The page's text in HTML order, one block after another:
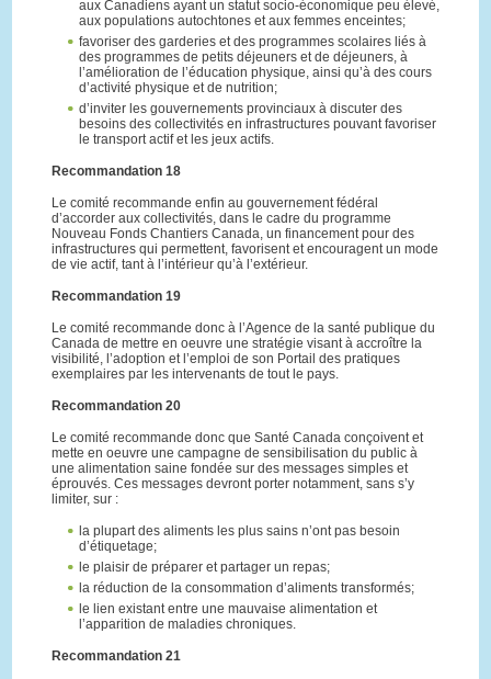
aux Canadiens ayant un statut socio-économique peu élevé,
aux populations autochtones et aux femmes enceintes;
favoriser des garderies et des programmes scolaires liés à
des programmes de petits déjeuners et de déjeuners, à
l’amélioration de l’éducation physique, ainsi qu’à des cours
d’activité physique et de nutrition;
d’inviter les gouvernements provinciaux à discuter des
besoins des collectivités en infrastructures pouvant favoriser
le transport actif et les jeux actifs.
Recommandation 18
Le comité recommande enfin au gouvernement fédéral
d’accorder aux collectivités, dans le cadre du programme
Nouveau Fonds Chantiers Canada, un financement pour des
infrastructures qui permettent, favorisent et encouragent un mode
de vie actif, tant à l’intérieur qu’à l’extérieur.
Recommandation 19
Le comité recommande donc à l’Agence de la santé publique du
Canada de mettre en oeuvre une stratégie visant à accroître la
visibilité, l’adoption et l’emploi de son Portail des pratiques
exemplaires par les intervenants de tout le pays.
Recommandation 20
Le comité recommande donc que Santé Canada conçoivent et
mette en oeuvre une campagne de sensibilisation du public à
une alimentation saine fondée sur des messages simples et
éprouvés. Ces messages devront porter notamment, sans s’y
limiter, sur :
la plupart des aliments les plus sains n’ont pas besoin
d’étiquetage;
le plaisir de préparer et partager un repas;
la réduction de la consommation d’aliments transformés;
le lien existant entre une mauvaise alimentation et
l’apparition de maladies chroniques.
Recommandation 21